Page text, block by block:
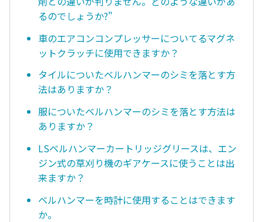
るのでしょうか?"
車のエアコンコンプレッサーについてるマグネ
ットクラッチに使用できますか？
タイルについたベルハンマーのシミを落とす方
法はありますか？
服についたベルハンマーのシミを落とす方法は
ありますか？
LSベルハンマーカートリッジグリースは、エン
ジン式の草刈り機のギアケースに使うことは出
来ますか？
ベルハンマーを時計に使用することはできます
か。